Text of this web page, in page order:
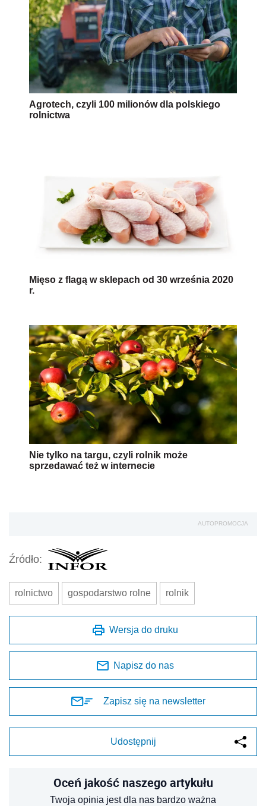
Agrotech, czyli 100 milionów dla polskiego
rolnictwa
Mięso z flagą w sklepach od 30 września 2020
r.
Nie tylko na targu, czyli rolnik może
sprzedawać też w internecie
AUTOPROMOCJA
Źródło:
rolnictwo gospodarstwo rolne rolnik
Wersja do druku
Napisz do nas
Zapisz się na newsletter
Udostępnij
Oceń jakość naszego artykułu
Twoja opinia jest dla nas bardzo ważna